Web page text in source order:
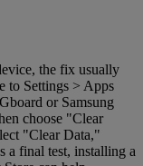
the fix usually
to Settings > Apps
or Samsung
choose "Clear
"Clear Data,"
a final test, installing a